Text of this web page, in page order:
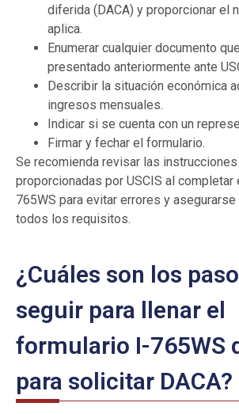
diferida (DACA) y proporcionar el
aplica.
Enumerar cualquier documento
presentado anteriormente ante
Describir la situación económica
ingresos mensuales.
Indicar si se cuenta con un
Firmar y fechar el formulario.
Se recomienda revisar las
proporcionadas por USCIS al
765WS para evitar errores y
todos los requisitos.
¿Cuáles son los
seguir para llenar el
formulario I-765WS
para solicitar DACA?